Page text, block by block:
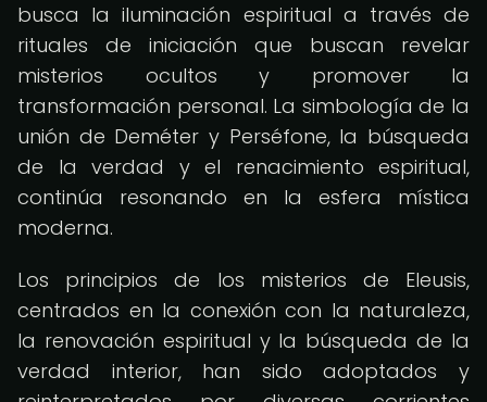
busca la iluminación espiritual a través de
rituales de iniciación que buscan revelar
misterios ocultos y promover la
transformación personal. La simbología de la
unión de Deméter y Perséfone, la búsqueda
de la verdad y el renacimiento espiritual,
continúa resonando en la esfera mística
moderna.
Los principios de los misterios de Eleusis,
centrados en la conexión con la naturaleza,
la renovación espiritual y la búsqueda de la
verdad interior, han sido adoptados y